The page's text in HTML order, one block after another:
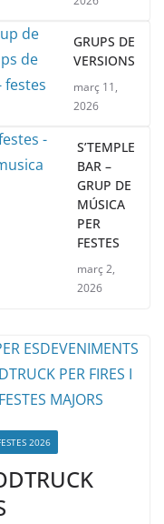
GRUPS DE
VERSIONS
març 11,
2026
S’TEMPLE
BAR –
GRUP DE
MÚSICA
PER
FESTES
març 2,
2026
2026